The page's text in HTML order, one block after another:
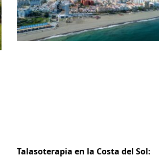
Talasoterapia en la Costa del Sol: